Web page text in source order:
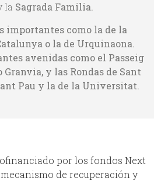
la Sagrada Familia.
importantes como la de la
o la de Urquinaona.
avenidas como el Passeig
Granvia, y las Rondas de Sant
Pau y la de la Universitat.
por los fondos Next
de recuperación y